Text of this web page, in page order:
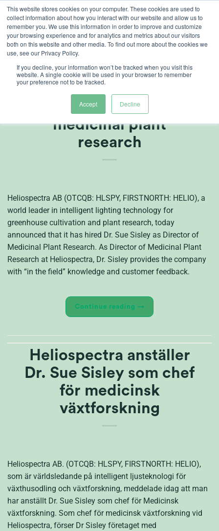
This website stores cookies on your computer. These cookies are used to
collect information about how you interact with our website and allow us to
remember you. We use this information in order to improve and customize
your browsing experience and for analytics and metrics about our visitors
both on this website and other media. To find out more about the cookies we
use, see our Privacy Policy.
If you decline, your information won’t be tracked when you visit this
website. A single cookie will be used in your browser to remember
your preference not to be tracked.
Accept Decline
Skip
content
Heliospectra hires Dr.
Sue Sisley as director of
medicinal plant
research
Heliospectra AB (OTCQB: HLSPY, FIRSTNORTH: HELIO), a
world leader in intelligent lighting technology for
greenhouse cultivation and plant research, today
announced that it has hired Dr. Sue Sisley as Director of
Medicinal Plant Research. As Director of Medicinal Plant
Research at Heliospectra, Dr. Sisley provides the company
with “in the field” knowledge and customer feedback.
Continue reading →
Heliospectra anställer
Dr. Sue Sisley som chef
för medicinsk
växtforskning
Heliospectra AB. (OTCQB: HLSPY, FIRSTNORTH: HELIO),
som är världsledande på intelligent ljusteknologi för
växthusodling och växtforskning, meddelade idag att man
har anställt Dr. Sue Sisley som chef för Medicinsk
växtforskning. Som chef för medicinsk växtforskning vid
Heliospectra, förser Dr Sisley företaget med